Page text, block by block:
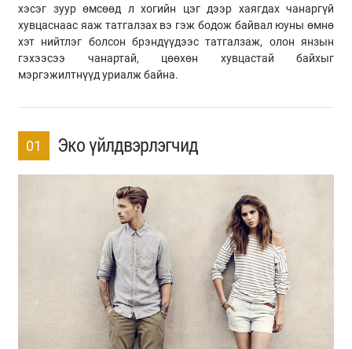
хэсэг зуур өмсөөд л хогийн цэг дээр хаягдах чанаргүй
хувцаснаас яаж татгалзах вэ гэж бодож байвал юуны өмнө
хэт нийтлэг болсон брэндүүдээс татгалзаж, олон янзын
гэхээсээ чанартай, цөөхөн хувцастай байхыг
мэргэжилтнүүд уриалж байна.
01 Эко үйлдвэрлэгчид